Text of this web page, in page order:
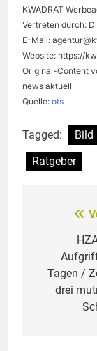
KWADRAT
Vertreten durch:
E-Mail:
Website: https://
Original-Content
news aktuell
Quelle: ots
Tagged: Bild
Ratgeber
Tagen /
drei